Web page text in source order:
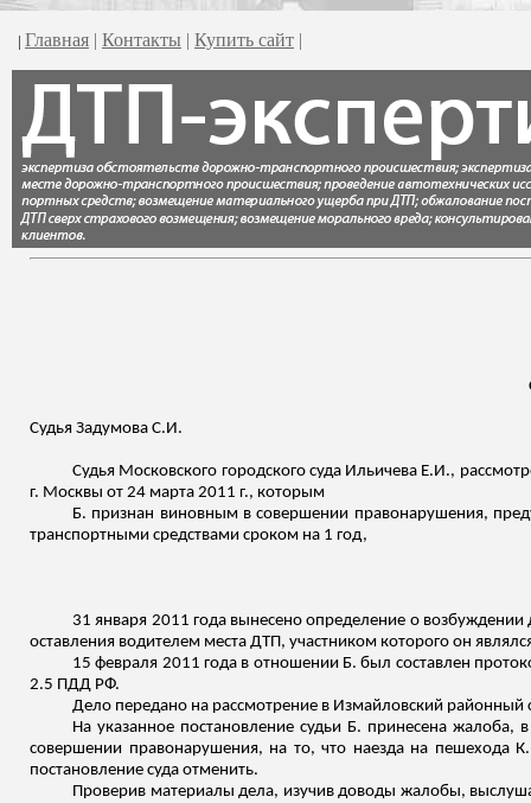
| Главная | Контакты | Купить сайт |
Судья Задумова С.И.
Судья Московского городского суда Ильичева Е.И.,
г. Москвы от 24 марта 2011 г., которым
Б. признан виновным в совершении правонарушения,
транспортными средствами сроком на 1 год,
31 января 2011 года вынесено определение о
оставления водителем места ДТП, участником которого он
15 февраля 2011 года в отношении Б. был составлен
2.5 ПДД РФ.
Дело передано на рассмотрение в Измайловский районный
На указанное постановление судьи Б. принесена жалоба,
совершении правонарушения, на то, что наезда на пешехода
постановление суда отменить.
Проверив материалы дела, изучив доводы жалобы,